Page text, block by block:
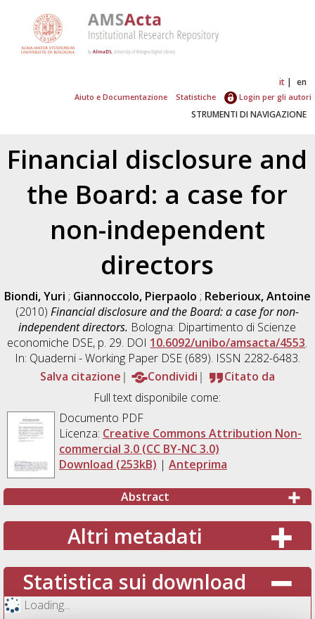
it en
Aiuto e Documentazione Statistiche Login per gli autori
STRUMENTI DI NAVIGAZIONE
Financial disclosure and
the Board: a case for
non-independent
directors
Biondi, Yuri ; Giannoccolo, Pierpaolo ; Reberioux, Antoine
(2010)Financial disclosure and the Board: a case for non-
independent directors. Bologna: Dipartimento di Scienze
economiche DSE, p. 29. DOI 10.6092/unibo/amsacta/4553.
In: Quaderni - Working Paper DSE (689). ISSN 2282-6483.
Salva citazione
Condividi
Citato da
Full text disponibile come:
Documento PDF
Licenza: Creative Commons Attribution Non-
commercial 3.0 (CC BY-NC 3.0)
Download (253kB) | Anteprima
Abstract
Altri metadati
Statistica sui download
Loading...